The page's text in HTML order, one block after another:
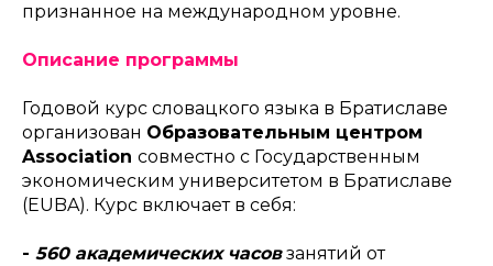
признанное на международном уровне.
Описание программы
Годовой курс словацкого языка в Братиславе
организован Образовательным центром
Association совместно с Государственным
экономическим университетом в Братиславе
(EUBA). Курс включает в себя:
- 560 академических часовзанятий от